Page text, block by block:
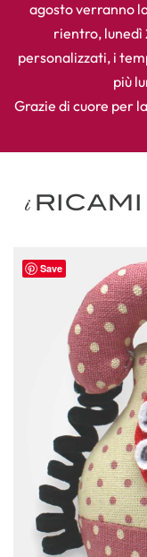
agosto verranno
rientro, lunedì
personalizzati, i
più
Grazie di cuore per
Save